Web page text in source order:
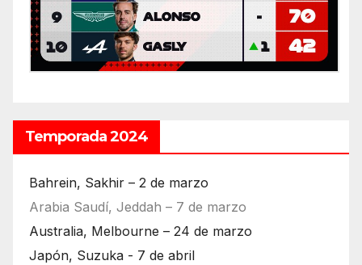
Temporada 2024
Bahrein, Sakhir – 2 de marzo
Arabia Saudí, Jeddah – 7 de marzo
Australia, Melbourne – 24 de marzo
Japón, Suzuka - 7 de abril